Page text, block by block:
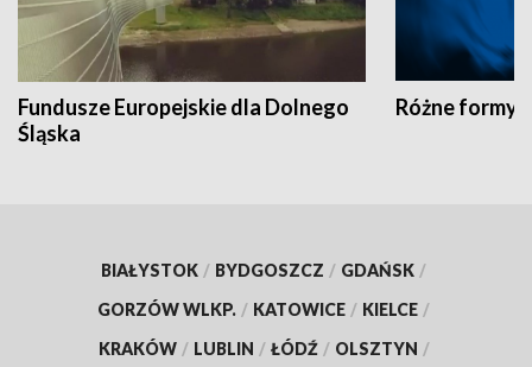
Fundusze Europejskie dla Dolnego
Śląska
Różne formy
BIAŁYSTOK / BYDGOSZCZ / GDAŃSK /
GORZÓW WLKP. / KATOWICE / KIELCE /
KRAKÓW / LUBLIN / ŁÓDŹ / OLSZTYN /